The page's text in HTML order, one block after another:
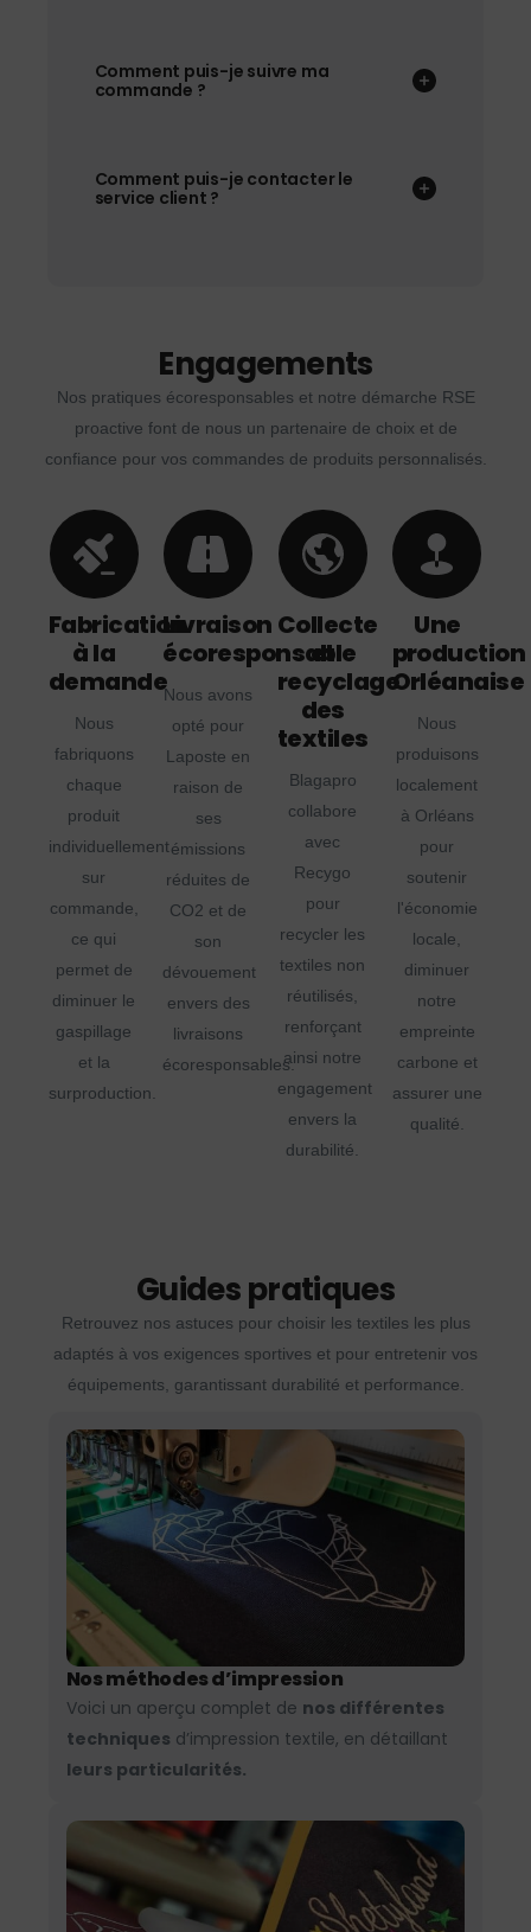
Comment puis-je suivre ma
commande ?
Comment puis-je contacter le
service client ?
Engagements
Nos pratiques écoresponsables et notre démarche RSE
proactive font de nous un partenaire de choix et de
confiance pour vos commandes de produits personnalisés.
Fabrication
à la
demande
Nous
fabriquons
chaque
produit
individuellement
sur
commande,
ce qui
permet de
diminuer le
gaspillage
et la
surproduction.
Livraison
écoresponsable
Nous avons
opté pour
Laposte en
raison de
ses
émissions
réduites de
CO2 et de
son
dévouement
envers des
livraisons
écoresponsables.
Collecte
et
recyclage
des
textiles
Blagapro
collabore
avec
Recygo
pour
recycler les
textiles non
réutilisés,
renforçant
ainsi notre
engagement
envers la
durabilité.
Une
production
Orléanaise
Nous
produisons
localement
à Orléans
pour
soutenir
l'économie
locale,
diminuer
notre
empreinte
carbone et
assurer une
qualité.
Guides pratiques
Retrouvez nos astuces pour choisir les textiles les plus
adaptés à vos exigences sportives et pour entretenir vos
équipements, garantissant durabilité et performance.
Nos méthodes d’impression
Voici un aperçu complet de nos différentes
techniques d’impression textile, en détaillant
leurs particularités.